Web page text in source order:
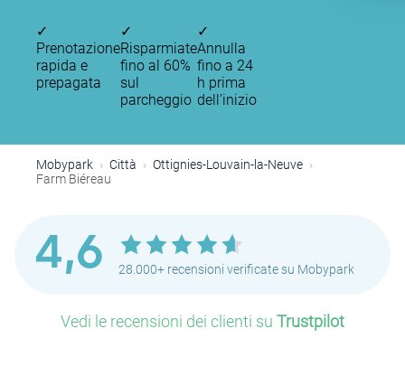
✓
Prenotazione
rapida e
prepagata
✓
Risparmiate
fino al 60%
sul
parcheggio
✓
Annulla
fino a 24
h prima
dell’inizio
Mobypark Città
Ottignies-Louvain-la-Neuve
Farm Biéreau
4,6 28.000+ recensioni verificate su Mobypark
Vedi le recensioni dei clienti su Trustpilot